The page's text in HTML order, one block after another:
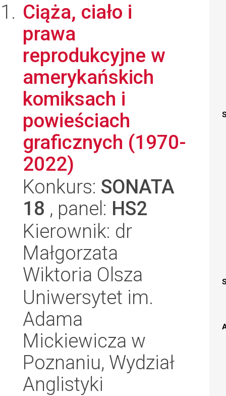
Ciąża, ciało i
prawa
reprodukcyjne w
amerykańskich
komiksach i
powieściach
graficznych (1970-
2022)
Konkurs: SONATA
18 , panel: HS2
Kierownik: dr
Małgorzata
Wiktoria Olsza
Uniwersytet im.
Adama
Mickiewicza w
Poznaniu, Wydział
Anglistyki